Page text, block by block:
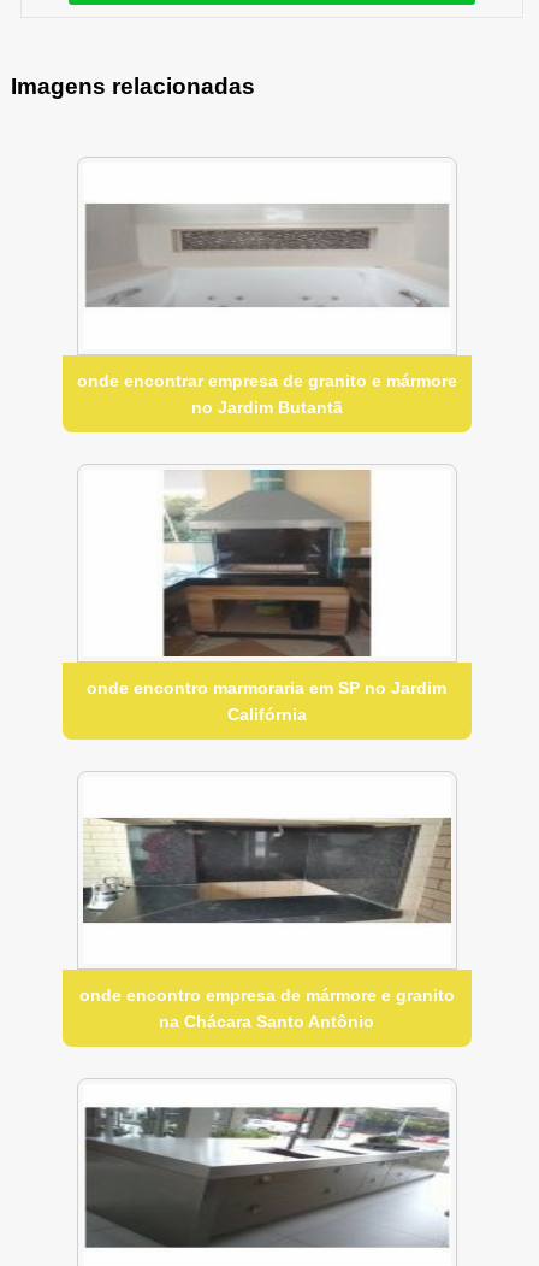
Imagens relacionadas
onde encontrar empresa de granito e mármore
no Jardim Butantã
onde encontro marmoraria em SP no Jardim
Califórnia
onde encontro empresa de mármore e granito
na Chácara Santo Antônio